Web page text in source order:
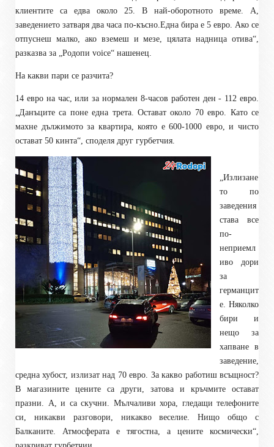
клиентите са едва около 25. В най-оборотното време. А,
заведението затваря два часа по-късно.Една бира е 5 евро. Ако се
отпуснеш малко, ако вземеш и мезе, цялата надница отива“,
разказва за „Родопи voice“ нашенец.
На какви пари се разчита?
14 евро на час, или за нормален 8-часов работен ден - 112 евро.
„Данъците са поне една трета. Остават около 70 евро. Като се
махне дължимото за квартира, която е 600-1000 евро, и чисто
остават 50 кинта“, споделя друг гурбетчия.
„Излизане
то по
заведения
става все
по-
неприемл
иво дори
за
германцит
е. Няколко
бири и
нещо за
хапване в
заведение,
средна хубост, излизат над 70 евро. За какво работиш всъщност?
В магазините цените са други, затова и кръчмите остават
празни. А, и са скучни. Мълчаливи хора, гледащи телефоните
си, никакви разговори, никакво веселие. Нищо общо с
Балканите. Атмосферата е тягостна, а цените космически“,